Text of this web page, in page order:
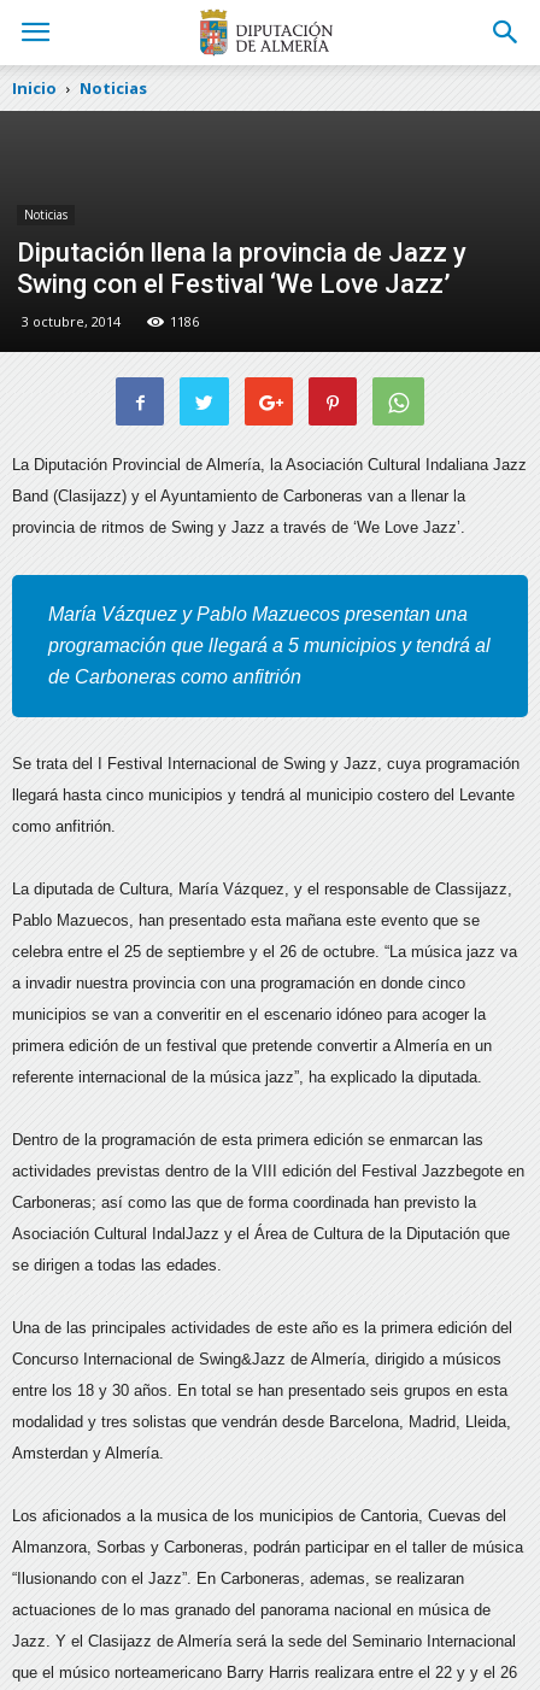
Inicio Noticias
Noticias
Diputación llena la provincia de Jazz y
Swing con el Festival ‘We Love Jazz’
3 octubre, 2014 1186
La Diputación Provincial de Almería, la Asociación Cultural Indaliana Jazz
Band (Clasijazz) y el Ayuntamiento de Carboneras van a llenar la
provincia de ritmos de Swing y Jazz a través de ‘We Love Jazz’.
María Vázquez y Pablo Mazuecos presentan una
programación que llegará a 5 municipios y tendrá al
de Carboneras como anfitrión
Se trata del I Festival Internacional de Swing y Jazz, cuya programación
llegará hasta cinco municipios y tendrá al municipio costero del Levante
como anfitrión.
La diputada de Cultura, María Vázquez, y el responsable de Classijazz,
Pablo Mazuecos, han presentado esta mañana este evento que se
celebra entre el 25 de septiembre y el 26 de octubre. “La música jazz va
a invadir nuestra provincia con una programación en donde cinco
municipios se van a converitir en el escenario idóneo para acoger la
primera edición de un festival que pretende convertir a Almería en un
referente internacional de la música jazz”, ha explicado la diputada.
Dentro de la programación de esta primera edición se enmarcan las
actividades previstas dentro de la VIII edición del Festival Jazzbegote en
Carboneras; así como las que de forma coordinada han previsto la
Asociación Cultural IndalJazz y el Área de Cultura de la Diputación que
se dirigen a todas las edades.
Una de las principales actividades de este año es la primera edición del
Concurso Internacional de Swing&Jazz de Almería, dirigido a músicos
entre los 18 y 30 años. En total se han presentado seis grupos en esta
modalidad y tres solistas que vendrán desde Barcelona, Madrid, Lleida,
Amsterdan y Almería.
Los aficionados a la musica de los municipios de Cantoria, Cuevas del
Almanzora, Sorbas y Carboneras, podrán participar en el taller de música
“Ilusionando con el Jazz”. En Carboneras, ademas, se realizaran
actuaciones de lo mas granado del panorama nacional en música de
Jazz. Y el Clasijazz de Almería será la sede del Seminario Internacional
que el músico norteamericano Barry Harris realizara entre el 22 y y el 26